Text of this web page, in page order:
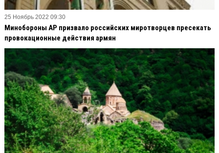
25 Ноябрь 2022 09:30
Минобороны АР призвало российских миротворцев пресекать
провокационные действия армян